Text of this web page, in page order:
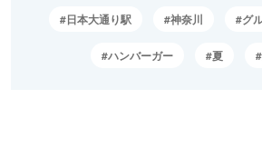
日本大通り駅 神奈川 グ
ハンバーガー 夏